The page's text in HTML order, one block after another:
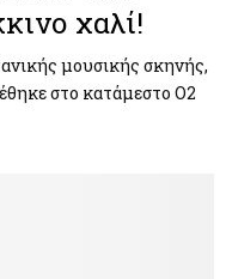
χαλί!
μουσικής σκηνής,
στο κατάμεστο O2